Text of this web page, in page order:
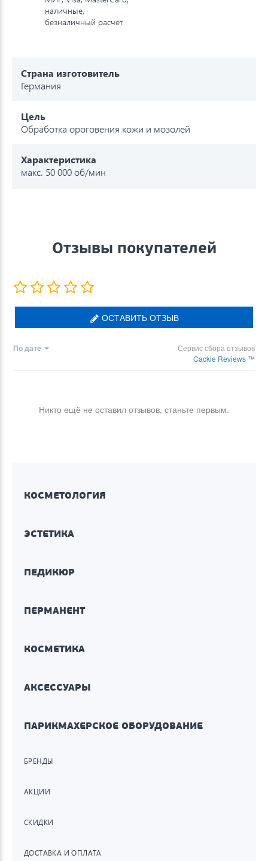
наличные,
безналичный расчёт.
Страна изготовитель
Германия
Цель
Обработка ороговения кожи и мозолей
Характеристика
макс. 50 000 об/мин
Отзывы покупателей
ОСТАВИТЬ ОТЗЫВ
По дате
Сервис сбора отзывов
Cackle Reviews ™
Никто ещё не оставил отзывов, станьте первым.
КОСМЕТОЛОГИЯ
ЭСТЕТИКА
ПЕДИКЮР
ПЕРМАНЕНТ
КОСМЕТИКА
АКСЕССУАРЫ
ПАРИКМАХЕРСКОЕ ОБОРУДОВАНИЕ
БРЕНДЫ
АКЦИИ
СКИДКИ
ДОСТАВКА И ОПЛАТА